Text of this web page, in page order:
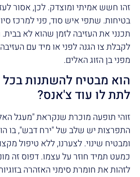
זהו חשש אמיתי ומוצדק. לכן, אסור
בטיחות. שתפי איש סוד, פני למרכז
תכנני את העזיבה לזמן שהוא לא בבית.
לקבלת צו הגנה לפני או מיד עם
מפני בן הזוג האלים.
הוא מבטיח להשתנות
לתת לו עוד צ'אנס?
זוהי תופעה מוכרת שנקראת "מעגל
התפרצות יש שלב של "ירח דבש", בו
ומבטיח שינוי. לצערנו, ללא טיפול
כמעט תמיד חוזר על עצמו. דפוס זה
לזהות את חומרת סימני האזהרה